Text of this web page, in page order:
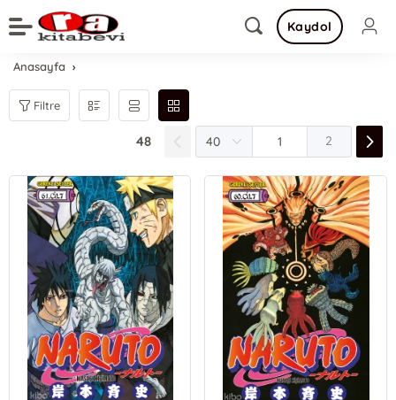
Kaydol
Anasayfa
Filtre
48 2